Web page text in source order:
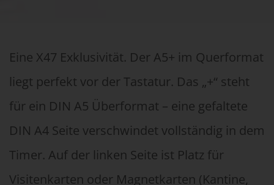
Eine X47 Exklusivität. Der A5+ im Querformat
liegt perfekt vor der Tastatur. Das „+“ steht
für ein DIN A5 Überformat – eine gefaltete
DIN A4 Seite verschwindet vollständig in dem
Timer. Auf der linken Seite ist Platz für
Visitenkarten oder Magnetkarten (Kantine,